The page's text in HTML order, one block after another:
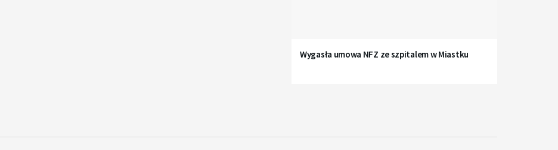
Wygasła umowa NFZ ze szpitalem w Miastku